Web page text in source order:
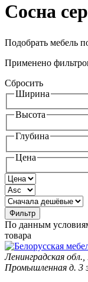
Сосна
Подобрать мебель
Применено
Сбросить
Ширина
Высота
Глубина
Цена
По данным
товара
Ленинградская
Промышленная д. 3